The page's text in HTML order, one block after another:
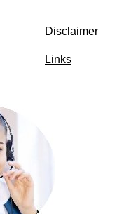
Disclaimer
Links